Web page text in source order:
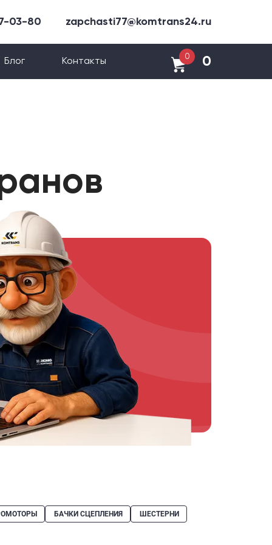
03-80 zapchasti77@komtrans24.ru
Блог Контакты
0 0
БАЧКИ СЦЕПЛЕНИЯ ШЕСТЕРНИ